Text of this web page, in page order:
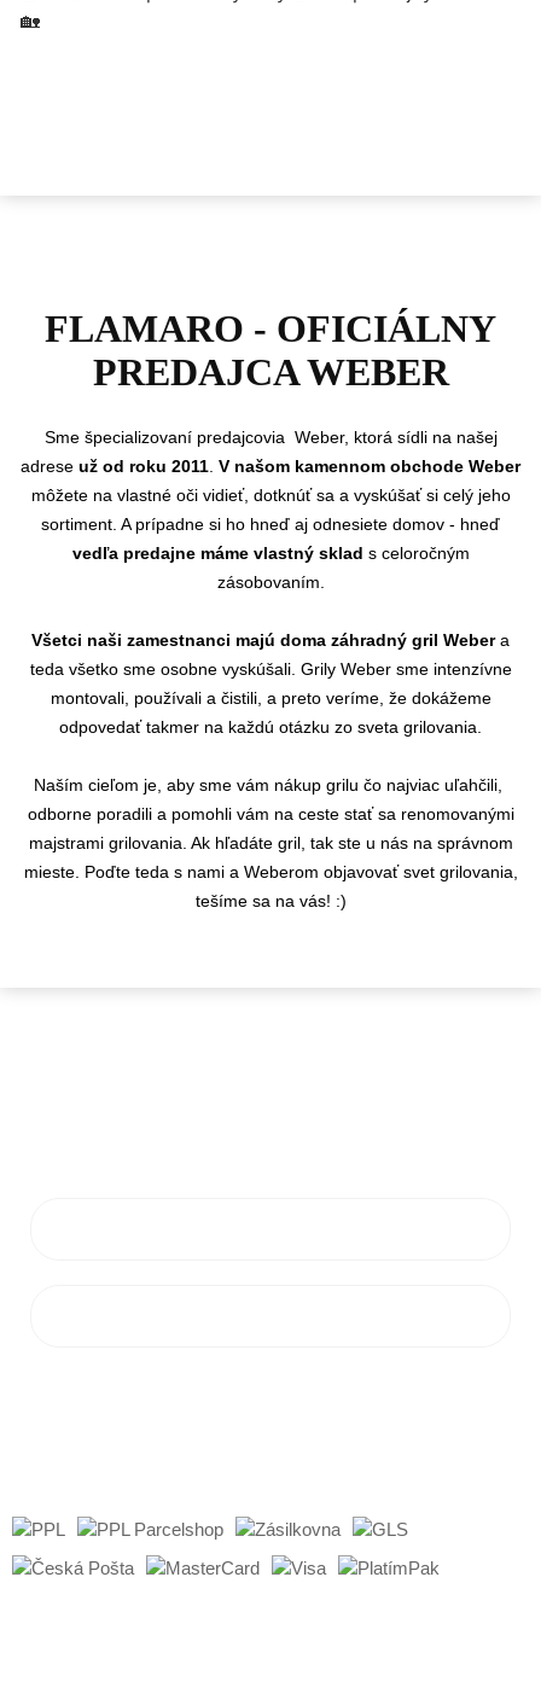
FLAMARO - OFICIÁLNY
PREDAJCA WEBER
Sme špecializovaní predajcovia Weber, ktorá sídli na našej
adrese už od roku 2011 V našom kamennom obchode Weber
môžete na vlastné oči vidieť, dotknúť sa a vyskúšať si celý jeho
sortiment. A prípadne si ho hneď aj odnesiete domov - hneď
vedľa predajne máme vlastný sklad s celoročným
zásobovaním.
Všetci naši zamestnanci majú doma záhradný gril Webera
teda všetko sme osobne vyskúšali. Grily Weber sme intenzívne
montovali, používali a čistili, a preto veríme, že dokážeme
odpovedať takmer na každú otázku zo sveta grilovania.
Naším cieľom je, aby sme vám nákup grilu čo najviac uľahčili,
odborne poradili a pomohli vám na ceste stať sa renomovanými
majstrami grilovania. Ak hľadáte gril, tak ste u nás na správnom
mieste. Poďte teda s nami a Weberom objavovať svet grilovania,
tešíme sa na vás! :)